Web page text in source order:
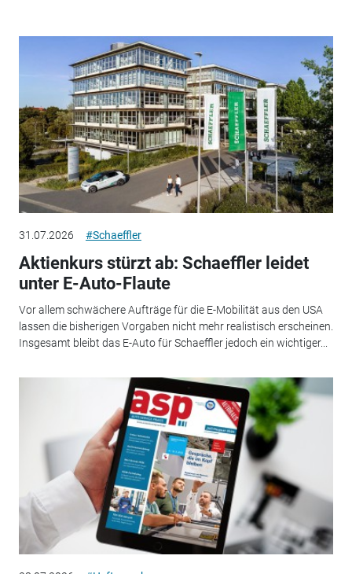
31.07.2026 #Schaeffler
Aktienkurs stürzt ab: Schaeffler leidet
unter E-Auto-Flaute
Vor allem schwächere Aufträge für die E-Mobilität aus den USA
lassen die bisherigen Vorgaben nicht mehr realistisch erscheinen.
Insgesamt bleibt das E-Auto für Schaeffler jedoch ein wichtiger...